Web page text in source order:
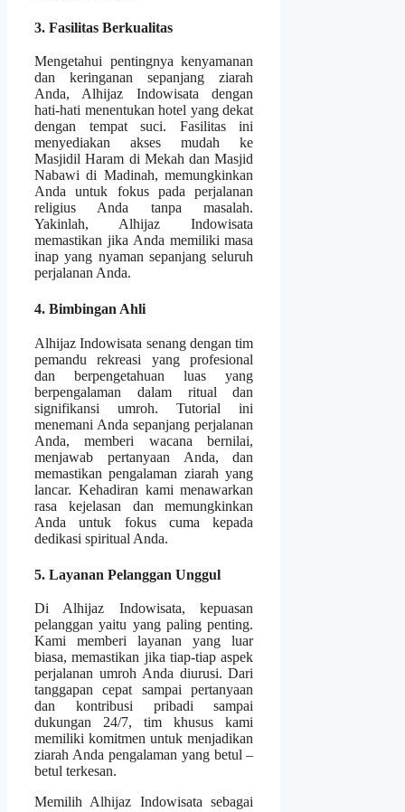
3. Fasilitas Berkualitas
Mengetahui pentingnya kenyamanan
dan keringanan sepanjang ziarah
Anda, Alhijaz Indowisata dengan
hati-hati menentukan hotel yang dekat
dengan tempat suci. Fasilitas ini
menyediakan akses mudah ke
Masjidil Haram di Mekah dan Masjid
Nabawi di Madinah, memungkinkan
Anda untuk fokus pada perjalanan
religius Anda tanpa masalah.
Yakinlah, Alhijaz Indowisata
memastikan jika Anda memiliki masa
inap yang nyaman sepanjang seluruh
perjalanan Anda.
4. Bimbingan Ahli
Alhijaz Indowisata senang dengan tim
pemandu rekreasi yang profesional
dan berpengetahuan luas yang
berpengalaman dalam ritual dan
signifikansi umroh. Tutorial ini
menemani Anda sepanjang perjalanan
Anda, memberi wacana bernilai,
menjawab pertanyaan Anda, dan
memastikan pengalaman ziarah yang
lancar. Kehadiran kami menawarkan
rasa kejelasan dan memungkinkan
Anda untuk fokus cuma kepada
dedikasi spiritual Anda.
5. Layanan Pelanggan Unggul
Di Alhijaz Indowisata, kepuasan
pelanggan yaitu yang paling penting.
Kami memberi layanan yang luar
biasa, memastikan jika tiap-tiap aspek
perjalanan umroh Anda diurusi. Dari
tanggapan cepat sampai pertanyaan
dan kontribusi pribadi sampai
dukungan 24/7, tim khusus kami
memiliki komitmen untuk menjadikan
ziarah Anda pengalaman yang betul –
betul terkesan.
Memilih Alhijaz Indowisata sebagai